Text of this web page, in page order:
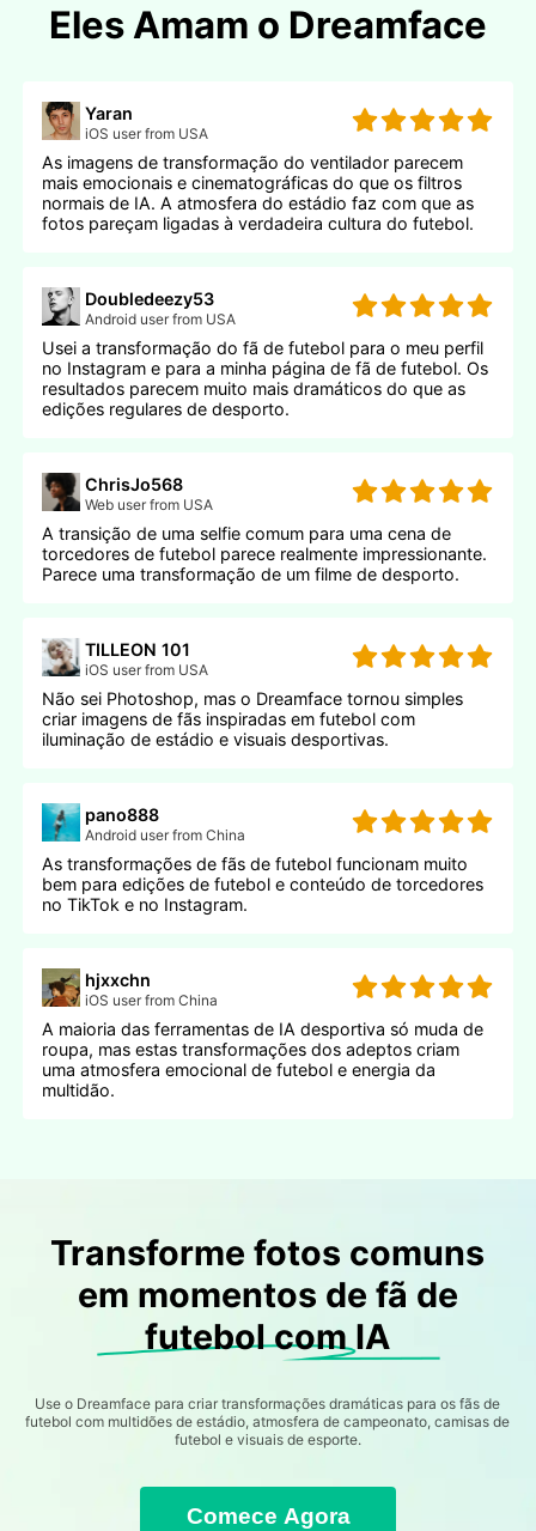
Eles Amam o Dreamface
Yaran
iOS user from USA
As imagens de transformação do ventilador parecem
mais emocionais e cinematográficas do que os filtros
normais de IA. A atmosfera do estádio faz com que as
fotos pareçam ligadas à verdadeira cultura do futebol.
Doubledeezy53
Android user from USA
Usei a transformação do fã de futebol para o meu perfil
no Instagram e para a minha página de fã de futebol. Os
resultados parecem muito mais dramáticos do que as
edições regulares de desporto.
ChrisJo568
Web user from USA
A transição de uma selfie comum para uma cena de
torcedores de futebol parece realmente impressionante.
Parece uma transformação de um filme de desporto.
TILLEON 101
iOS user from USA
Não sei Photoshop, mas o Dreamface tornou simples
criar imagens de fãs inspiradas em futebol com
iluminação de estádio e visuais desportivas.
pano888
Android user from China
As transformações de fãs de futebol funcionam muito
bem para edições de futebol e conteúdo de torcedores
no TikTok e no Instagram.
hjxxchn
iOS user from China
A maioria das ferramentas de IA desportiva só muda de
roupa, mas estas transformações dos adeptos criam
uma atmosfera emocional de futebol e energia da
multidão.
Transforme fotos comuns
em momentos de fã de
futebol com IA
Use o Dreamface para criar transformações dramáticas para os fãs de
futebol com multidões de estádio, atmosfera de campeonato, camisas de
futebol e visuais de esporte.
Comece Agora